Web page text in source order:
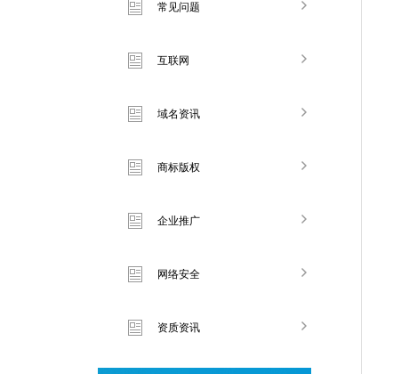
常见问题
互联网
域名资讯
商标版权
企业推广
网络安全
资质资讯